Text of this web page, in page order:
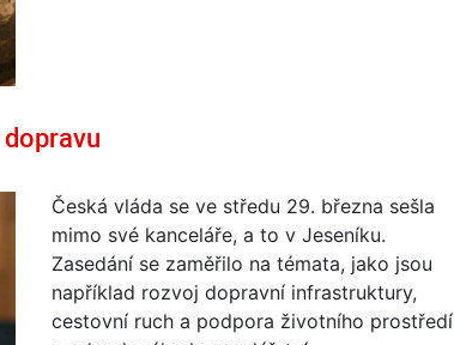
Česká vláda se ve středu 29. března sešla
mimo své kanceláře, a to v Jeseníku.
Zasedání se zaměřilo na témata, jako jsou
například rozvoj dopravní infrastruktury,
cestovní ruch a podpora životního prostředí